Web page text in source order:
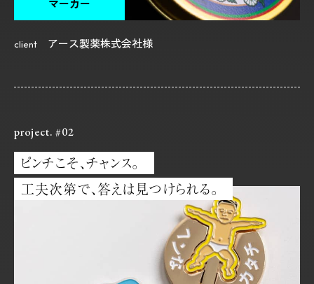
client アース製薬株式会社様
project. #02
ピンチこそ、チャンス。
工夫次第で、答えは見つけられる。